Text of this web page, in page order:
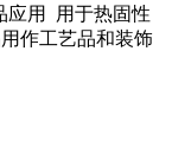
应用 用于热固性
作工艺品和装饰